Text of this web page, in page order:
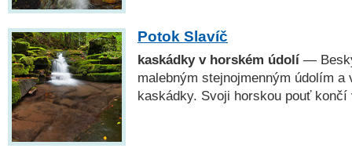
Potok Slavíč
kaskádky v horském údolí —
malebným stejnojmenným údolím
kaskádky. Svoji horskou pouť končí